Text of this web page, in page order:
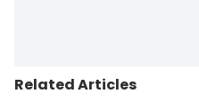
Related Articles